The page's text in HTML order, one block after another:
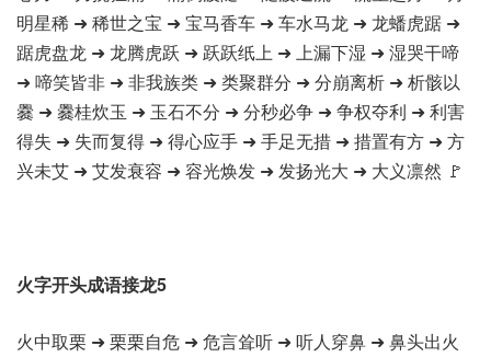
明星稀 ➜ 稀世之宝 ➜ 宝马香车 ➜ 车水马龙 ➜ 龙蟠虎踞 ➜
踞虎盘龙 ➜ 龙腾虎跃 ➜ 跃跃纸上 ➜ 上漏下湿 ➜ 湿哭干啼
➜ 啼笑皆非 ➜ 非我族类 ➜ 类聚群分 ➜ 分崩离析 ➜ 析骸以
爨 ➜ 爨桂炊玉 ➜ 玉石不分 ➜ 分秒必争 ➜ 争权夺利 ➜ 利害
得失 ➜ 失而复得 ➜ 得心应手 ➜ 手足无措 ➜ 措置有方 ➜ 方
兴未艾 ➜ 艾发衰容 ➜ 容光焕发 ➜ 发扬光大 ➜ 大义凛然 🚩
火字开头成语接龙5
火中取栗 ➜ 栗栗自危 ➜ 危言耸听 ➜ 听人穿鼻 ➜ 鼻头出火